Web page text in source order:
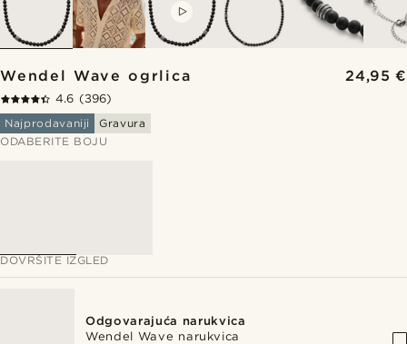
Wendel Wave ogrlica 24,95 €
4.6 (396)
Najprodavaniji
Gravura
ODABERITE BOJU
DOVRŠITE IZGLED
Odgovarajuća narukvica
Wendel Wave narukvica